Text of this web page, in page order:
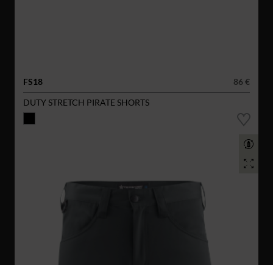
FS18
86 €
DUTY STRETCH PIRATE SHORTS